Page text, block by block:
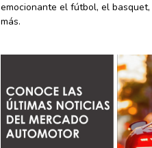
emocionante el fútbol, el basquet,
más.